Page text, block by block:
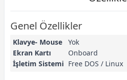
Genel Özellikler
Klavye- Mouse
Yok
Ekran Kartı
Onboard
İşletim Sistemi Free DOS / Linux